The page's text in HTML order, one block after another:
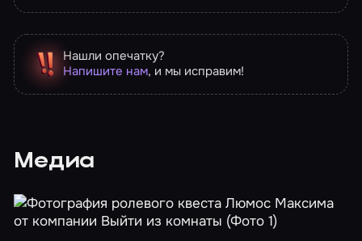
Нашли опечатку?
Напишите нам, и мы исправим!
Медиа